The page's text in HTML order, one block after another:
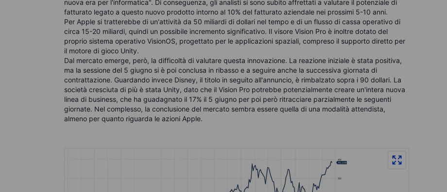
nuova era per l'informatica". Di conseguenza, gli analisti si sono subito affrettati a valutare il potenziale di
fatturato legato a questo nuovo prodotto intorno al 10% del fatturato aziendale nei prossimi 5-10 anni.
Per Apple si tratterebbe di un'attività da 50 miliardi di dollari nel tempo e di un flusso di cassa operativo di
circa 15-20 miliardi, quindi un possibile incremento significativo. Il visore Vision Pro è inoltre dotato del
proprio sistema operativo VisionOS, progettato per le applicazioni spaziali, compreso il supporto diretto per
il motore di gioco Unity.
Dal mercato emerge, però, la difficoltà di valutare questa innovazione. La reazione iniziale è stata positiva,
ma la sessione del 5 giugno si è poi conclusa in ribasso e a seguire anche la successiva giornata di
contrattazione. Guardando invece Disney, il titolo in seguito all'annuncio, è rimbalzato sopra i 90 dollari. La
società cresciuta di più è stata Unity, dato che il Vision Pro potrebbe potenzialmente creare un'intera nuova
linea di business, che ha guadagnato il 17% il 5 giugno per poi però ritracciare parzialmente le seguenti
giornate. Nel complesso, la conclusione del mercato sembra essere quella di una modalità attendista,
almeno per quanto riguarda le azioni Apple.